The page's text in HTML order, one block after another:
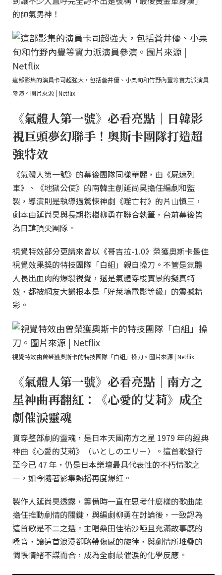
的帥氣男神！
這部影集的演員卡司超強大，包括蒼井優、小栗旬和竹野內豐等實力派演員
參演。圖片來源 | Netflix
《氣體人第一號》必看亮點｜日韓影
視巨頭夢幻聯手！奧斯卡團隊打造超
強特效
《氣體人第一號》的幕後團隊同樣華麗，由《屍速列
車》、《地獄公使》的南韓主創延尚昊擔任編劇和監
製，導演則是執導過驚悚神劇《噬亡村》的片山慎三，
劇本由延尚昊與長期搭檔柳勇在聯合執筆，台前幕後皆
為日韓頂尖團隊。
視覺特效部分更請來曾以《哥吉拉-1.0》榮獲奧斯卡最佳
視覺效果獎的特技團隊「白組」親自操刀。不管是氣體
人長出血肉的爆裂視覺，還是氣體穿梭實景的擬真特
效，都被網友大讚根本是「好萊塢電影等級」的震撼精
彩。
視覺特效由曾榮獲奧斯卡的特技團隊「白組」操刀。圖片來源 | Netflix
《氣體人第一號》必看亮點｜南方之
星神曲再翻紅：《心愛的艾莉》成全
劇催淚靈魂
貫穿整部劇的靈魂，是日本天團南方之星 1979 年的經典
神曲《心愛的艾莉》（いとしのエリー）。這首歌發行
至今已 47 年，仍是日本樂壇最具代表性的不朽情歌之
一，如今隨著影集熱播再度爆紅。
製作人延尚昊透露，籌備時一直在思考什麼樣的歌曲能
擔任推動劇情的關鍵，與編劇柳勇在討論後，一致認為
這首歌是不二之選。主唱桑田佳祐沙啞且充滿故事感的
嗓音，讓這首浪漫卻略帶傷感的旋律，與劇情所堆疊的
惆悵情緒不謀而合，成為全劇最催淚的化學反應。